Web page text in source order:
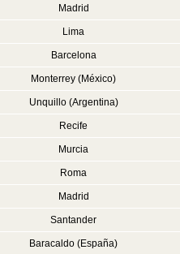
Madrid
Lima
Barcelona
Monterrey (México)
Unquillo (Argentina)
Recife
Murcia
Roma
Madrid
Santander
Baracaldo (España)